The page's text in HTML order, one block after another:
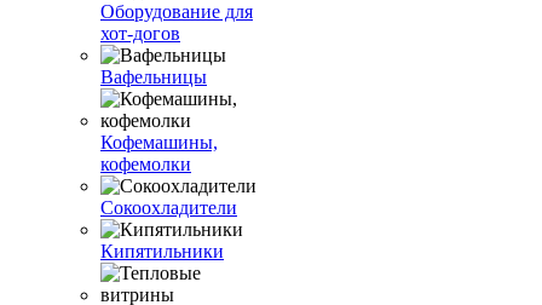
Оборудование для
хот-догов
Вафельницы
Кофемашины,
кофемолки
Сокоохладители
Кипятильники